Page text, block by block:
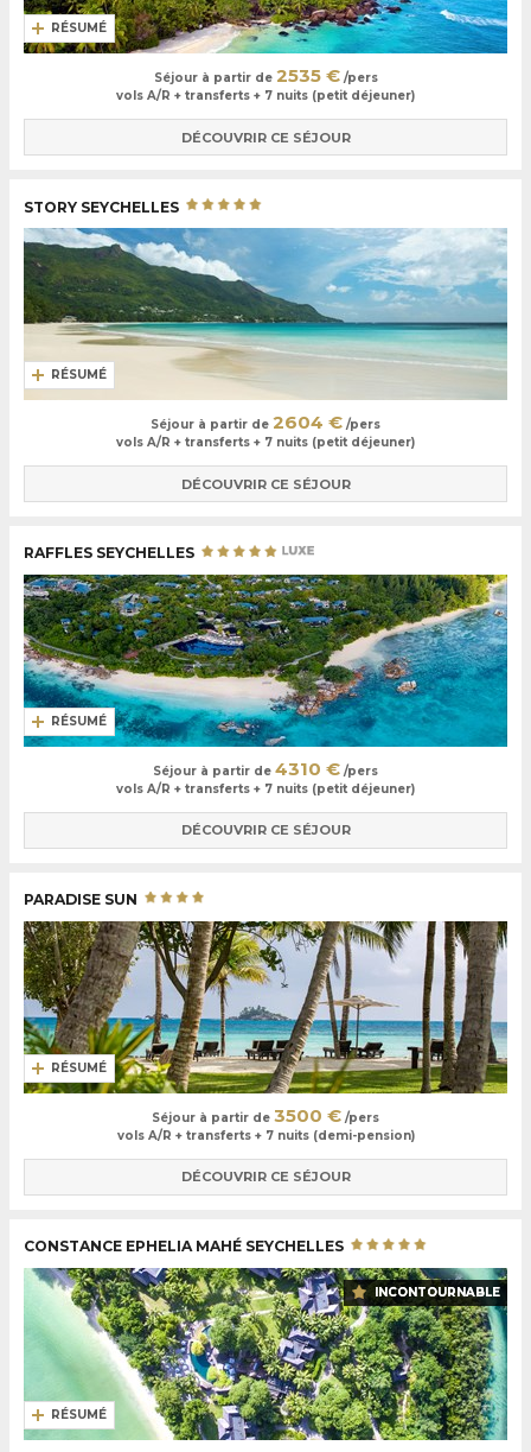
RÉSUMÉ
Séjour à partir de 2535 €/pers
vols A/R + transferts + 7 nuits (petit déjeuner)
DÉCOUVRIR CE SÉJOUR
STORY SEYCHELLES
RÉSUMÉ
Séjour à partir de 2604 € /pers
vols A/R + transferts + 7 nuits (petit déjeuner)
DÉCOUVRIR CE SÉJOUR
RAFFLES SEYCHELLES
RÉSUMÉ
Séjour à partir de 4310 € /pers
vols A/R + transferts + 7 nuits (petit déjeuner)
DÉCOUVRIR CE SÉJOUR
PARADISE SUN
RÉSUMÉ
Séjour à partir de 3500 € /pers
vols A/R + transferts + 7 nuits (demi-pension)
DÉCOUVRIR CE SÉJOUR
CONSTANCE EPHELIA MAHÉ SEYCHELLES
INCONTOURNABLE
RÉSUMÉ